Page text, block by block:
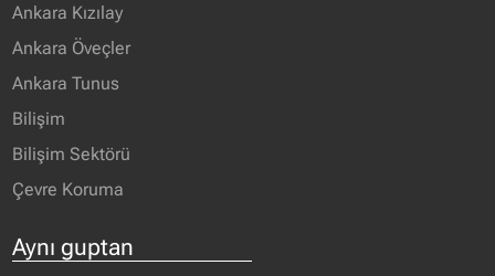
Ankara Kızılay
Ankara Öveçler
Ankara Tunus
Bilişim
Bilişim Sektörü
Çevre Koruma
Aynı guptan